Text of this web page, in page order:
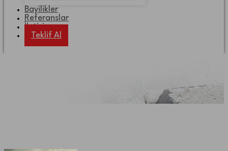
Bayilikler
Referanslar
İletişim
Teklif Al